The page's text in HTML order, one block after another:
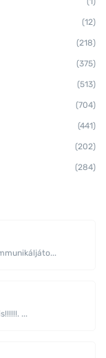
(12)
(218)
(375)
(513)
(704)
(441)
(202)
(284)
...